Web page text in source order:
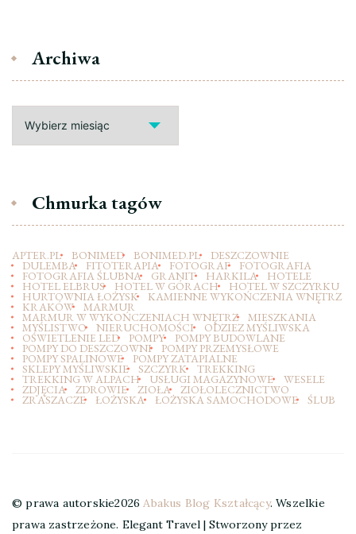
Archiwa
Chmurka tagów
APTER.PL BONIMED BONIMED.PL DESZCZOWNIE
DULEMBA FITOTERAPIA FOTOGRAF FOTOGRAFIA
FOTOGRAFIA ŚLUBNA GRANIT HARKILA HOTELE
HOTEL ELBRUS HOTEL W GÓRACH HOTEL W SZCZYRKU
HURTOWNIA ŁOŻYSK KAMIENNE WYKOŃCZENIA WNĘTRZ
KRAKÓW MARMUR
MARMUR W WYKOŃCZENIACH WNĘTRZ MIESZKANIA
MYŚLISTWO NIERUCHOMOŚCI ODZIEZ MYŚLIWSKA
OŚWIETLENIE LED POMPY POMPY BUDOWLANE
POMPY DO DESZCZOWNI POMPY PRZEMYSŁOWE
POMPY SPALINOWE POMPY ZATAPIALNE
SKLEPY MYŚLIWSKIE SZCZYRK TREKKING
TREKKING W ALPACH USŁUGI MAGAZYNOWE WESELE
ZDJĘCIA ZDROWIE ZIOŁA ZIOŁOLECZNICTWO
ZRASZACZE ŁOŻYSKA ŁOŻYSKA SAMOCHODOWE ŚLUB
© prawa autorskie2026Abakus Blog Kształcący. Wszelkie
prawa zastrzeżone. Elegant Travel | Stworzony przez